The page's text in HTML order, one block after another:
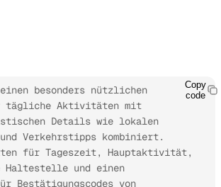
besonders nützlichen
tägliche Aktivitäten mit
Details wie lokalen
und Verkehrstipps kombiniert.
für Tageszeit, Hauptaktivität,
Haltestelle und einen
Bestätigungscodes von
Copy
code